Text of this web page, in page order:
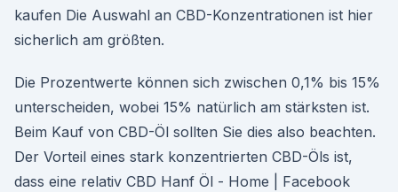
kaufen Die Auswahl an CBD-Konzentrationen ist hier
sicherlich am größten.
Die Prozentwerte können sich zwischen 0,1% bis 15%
unterscheiden, wobei 15% natürlich am stärksten ist.
Beim Kauf von CBD-Öl sollten Sie dies also beachten.
Der Vorteil eines stark konzentrierten CBD-Öls ist,
dass eine relativ CBD Hanf Öl - Home | Facebook